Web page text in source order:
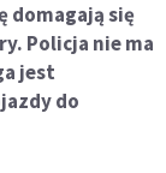
domagają się
Policja nie ma
jest
do